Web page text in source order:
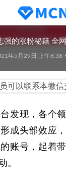
强的涨粉秘籍 全
年5月29日 上午8:38
可以联系本微
发现，各个
成头部效应
账号，起着
。
2020-11-03
直播视频课程